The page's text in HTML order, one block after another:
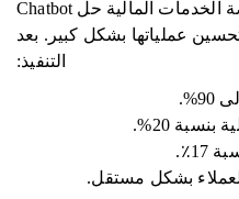
على سبيل المثال. اعتمدت منصة الخدمات المالية حل Chatbot
عملياتها بشكل كبير. بعد
التنفيذ:
20%.